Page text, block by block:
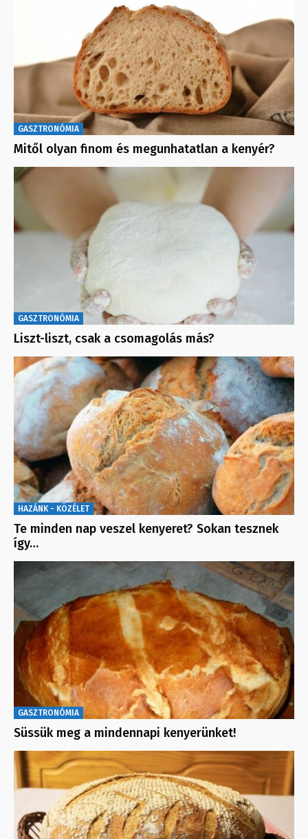
GASZTRONÓMIA
Mitől olyan finom és megunhatatlan a kenyér?
GASZTRONÓMIA
Liszt-liszt, csak a csomagolás más?
HAZÁNK - KÖZÉLET
Te minden nap veszel kenyeret? Sokan tesznek
így…
GASZTRONÓMIA
Süssük meg a mindennapi kenyerünket!